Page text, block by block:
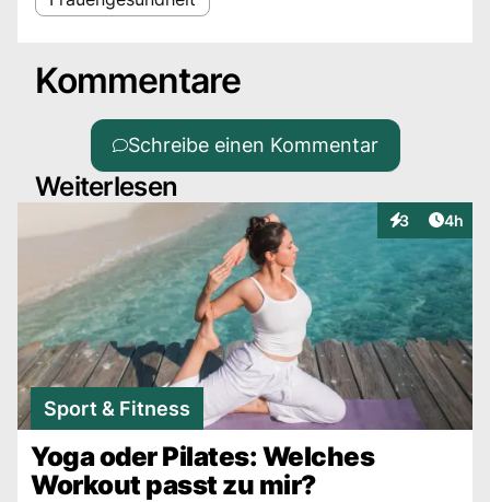
Kommentare
Schreibe einen Kommentar
Weiterlesen
3
Interaktionen
4h
Sport & Fitness
Yoga oder Pilates: Welches
Workout passt zu mir?